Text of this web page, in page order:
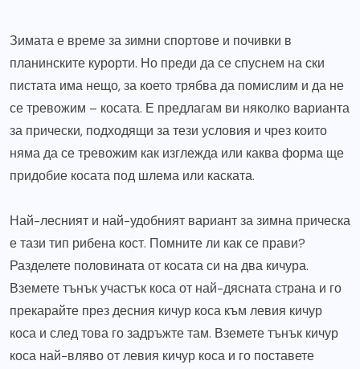
Зимата е време за зимни спортове и почивки в
планинските курорти. Но преди да се спуснем на ски
пистата има нещо, за което трябва да помислим и да не
се тревожим – косата. Е предлагам ви няколко варианта
за прически, подходящи за тези условия и чрез които
няма да се тревожим как изглежда или каква форма ще
придобие косата под шлема или каската.
Най-лесният и най-удобният вариант за зимна прическа
е тази тип рибена кост. Помните ли как се прави?
Разделете половината от косата си на два кичура.
Вземете тънък участък коса от най-дясната страна и го
прекарайте през десния кичур коса към левия кичур
коса и след това го задръжте там. Вземете тънък кичур
коса най-вляво от левия кичур коса и го поставете